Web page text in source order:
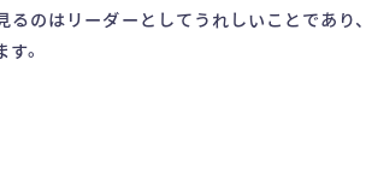
のはリーダーとしてうれしいことであり、
。